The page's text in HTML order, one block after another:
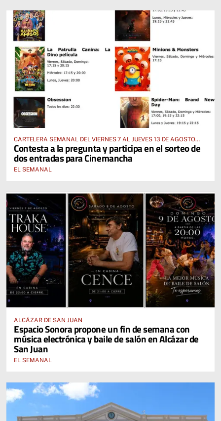
CARTELERA SEMANAL DEL VIERNES 7 AL JUEVES 13 DE AGOSTO
2026
Contesta a la pregunta y participa en el sorteo de
dos entradas para Cinemancha
EL SEMANAL
ALCÁZAR DE SAN JUAN
Espacio Sonora propone un fin de semana con
música electrónica y baile de salón en Alcázar de
San Juan
EL SEMANAL